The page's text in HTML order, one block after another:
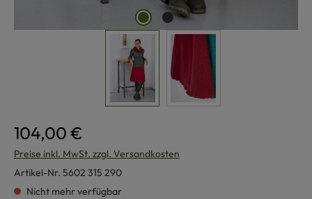
104,00 €
Preise inkl. MwSt. zzgl. Versandkosten
Artikel-Nr. 5602 315 290
Nicht mehr verfügbar